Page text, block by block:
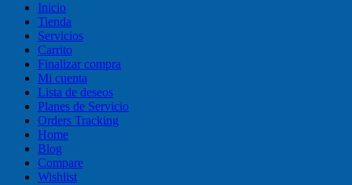
Inicio
Tienda
Servicios
Carrito
Finalizar compra
Mi cuenta
Lista de deseos
Planes de Servicio
Orders Tracking
Home
Blog
Compare
Wishlist